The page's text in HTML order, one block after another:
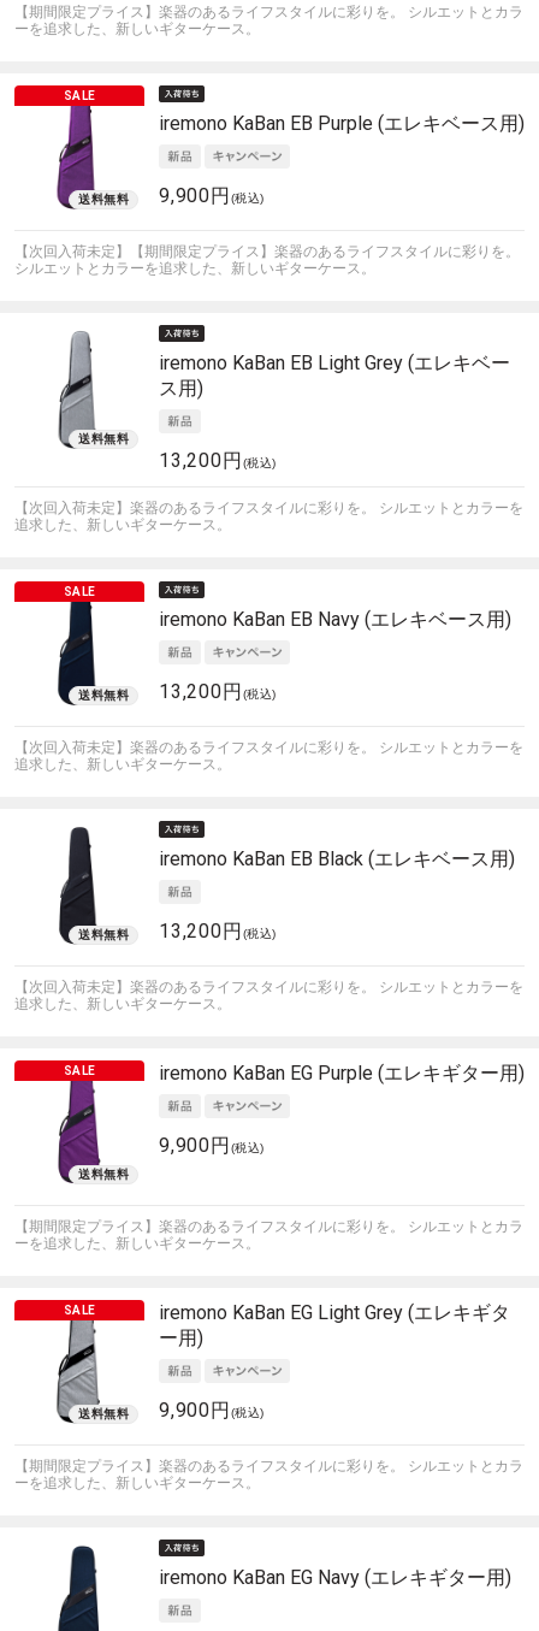
【期間限定プライス】楽器のあるライフスタイルに彩りを。 シルエットとカラ
ーを追求した、新しいギターケース。
iremono KaBan EB Purple (エレキベース用)
9,900円 (税込)
【次回入荷未定】【期間限定プライス】楽器のあるライフスタイルに彩りを。
シルエットとカラーを追求した、新しいギターケース。
iremono KaBan EB Light Grey (エレキベー
ス用)
13,200円 (税込)
【次回入荷未定】楽器のあるライフスタイルに彩りを。 シルエットとカラーを
追求した、新しいギターケース。
iremono KaBan EB Navy (エレキベース用)
13,200円 (税込)
【次回入荷未定】楽器のあるライフスタイルに彩りを。 シルエットとカラーを
追求した、新しいギターケース。
iremono KaBan EB Black (エレキベース用)
13,200円 (税込)
【次回入荷未定】楽器のあるライフスタイルに彩りを。 シルエットとカラーを
追求した、新しいギターケース。
iremono KaBan EG Purple (エレキギター用)
9,900円 (税込)
【期間限定プライス】楽器のあるライフスタイルに彩りを。 シルエットとカラ
ーを追求した、新しいギターケース。
iremono KaBan EG Light Grey (エレキギタ
ー用)
9,900円 (税込)
【期間限定プライス】楽器のあるライフスタイルに彩りを。 シルエットとカラ
ーを追求した、新しいギターケース。
iremono KaBan EG Navy (エレキギター用)